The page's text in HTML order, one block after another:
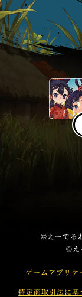
©えーでる
©え
ゲームアプリケ
特定商取引法に基